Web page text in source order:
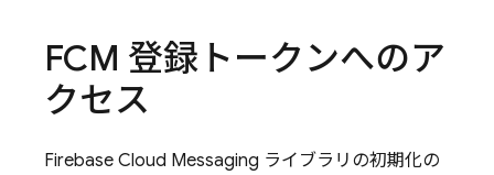
FCM 登録トークンへのア
クセス
Firebase Cloud Messaging ライブラリの初期化の